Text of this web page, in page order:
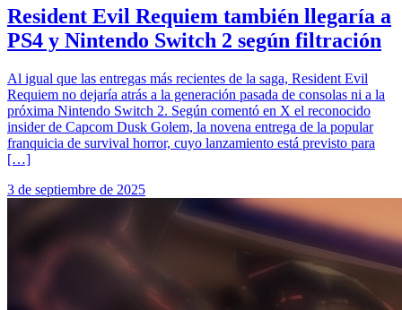
Resident Evil Requiem también llegaría a
PS4 y Nintendo Switch 2 según filtración
Al igual que las entregas más recientes de la saga, Resident Evil
Requiem no dejaría atrás a la generación pasada de consolas ni a la
próxima Nintendo Switch 2. Según comentó en X el reconocido
insider de Capcom Dusk Golem, la novena entrega de la popular
franquicia de survival horror, cuyo lanzamiento está previsto para
[…]
3 de septiembre de 2025